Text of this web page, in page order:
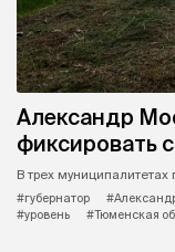
Александр
фиксировать
В трех
#губернатор
#уровень
#Тюменская